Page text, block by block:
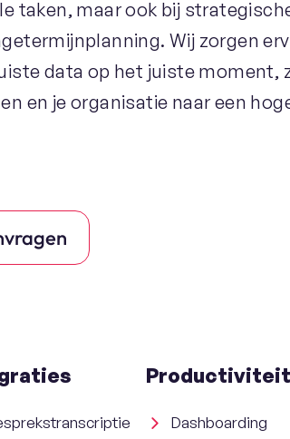
taken, maar ook bij
Wij zorgen
data op het juiste moment,
en je organisatie naar een
Productiviteit
Dashboarding